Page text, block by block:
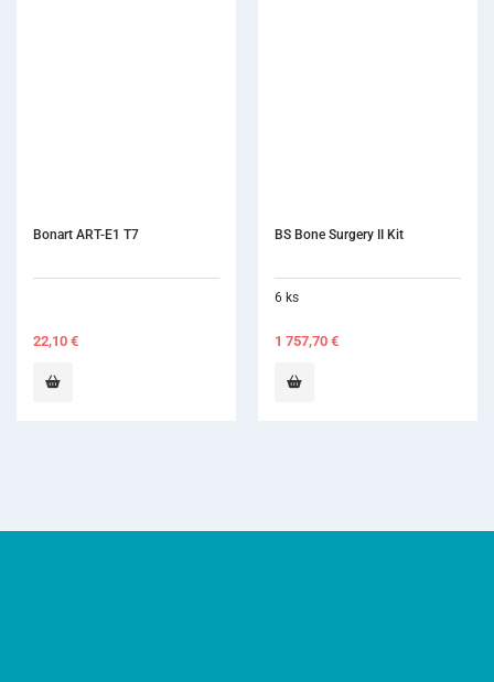
BS Bone Surgery II Kit
6 ks
1 757,70 €